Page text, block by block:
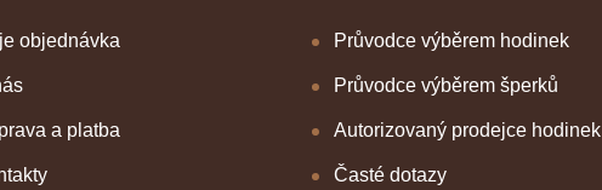
objednávka
a platba
Průvodce výběrem hodinek
Průvodce výběrem šperků
Autorizovaný prodejce hodinek
Časté dotazy